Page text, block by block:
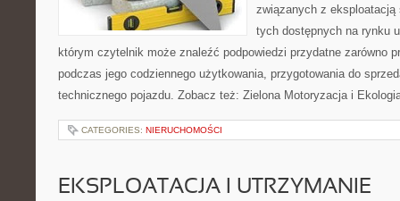
związanych z eksploatacją
tych dostępnych na rynku
którym czytelnik może znaleźć podpowiedzi przydatne zarówno
podczas jego codziennego użytkowania, przygotowania do
technicznego pojazdu. Zobacz też: Zielona Motoryzacja i
CATEGORIES: NIERUCHOMOŚCI
EKSPLOATACJA I UTRZYMANIE